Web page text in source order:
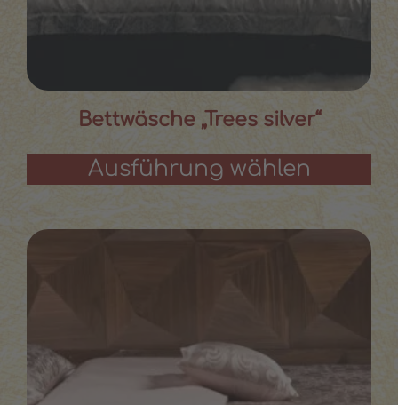
Bettwäsche „Trees silver“
Ausführung wählen